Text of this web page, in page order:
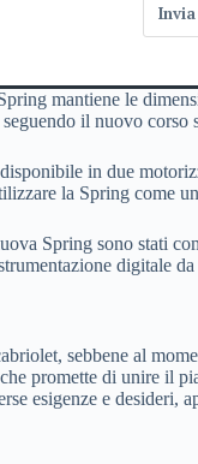
Invia
mantiene le
il nuovo
in due
la Spring come
Spring sono stati
digitale
sebbene al
promette di unire il
esigenze e desideri,